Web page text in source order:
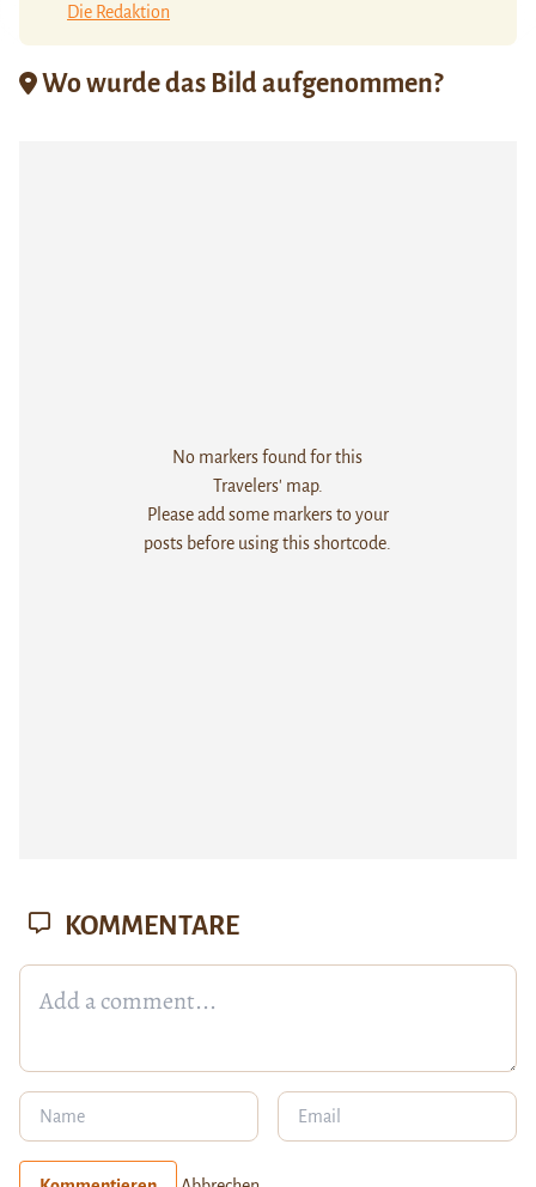
Die Redaktion
Wo wurde das Bild aufgenommen?
No markers found for this
Travelers' map.
Please add some markers to your
posts before using this shortcode.
KOMMENTARE